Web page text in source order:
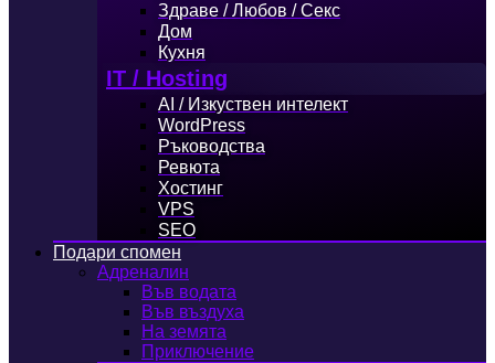
Здраве / Любов / Секс
Дом
Кухня
IT / Hosting
AI / Изкуствен интелект
WordPress
Ръководства
Ревюта
Хостинг
VPS
SEO
Подари спомен
Адреналин
Във водата
Във въздуха
На земята
Приключение